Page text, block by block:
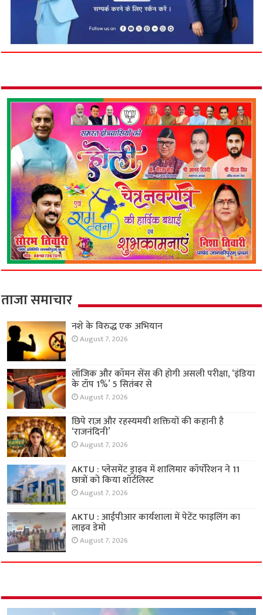
ताजा समाचार
नशे के विरुद्ध एक अभियान
August 7, 2026
लॉजिक और कॉमन सेंस की होगी असली परीक्षा, ‘इंडिया
के टॉप 1%’ 5 सितंबर से
August 7, 2026
छिपे राज़ और रहस्यमयी शक्तियों की कहानी है
‘राजनंदिनी’
August 7, 2026
AKTU : प्लेसमेंट ड्राइव में शालिमार कॉर्पोरेशन ने 11
छात्रों को किया शॉर्टलिस्ट
August 7, 2026
AKTU : आईपीआर कार्यशाला में पेटेंट फाइलिंग का
लाइव डेमो
August 7, 2026